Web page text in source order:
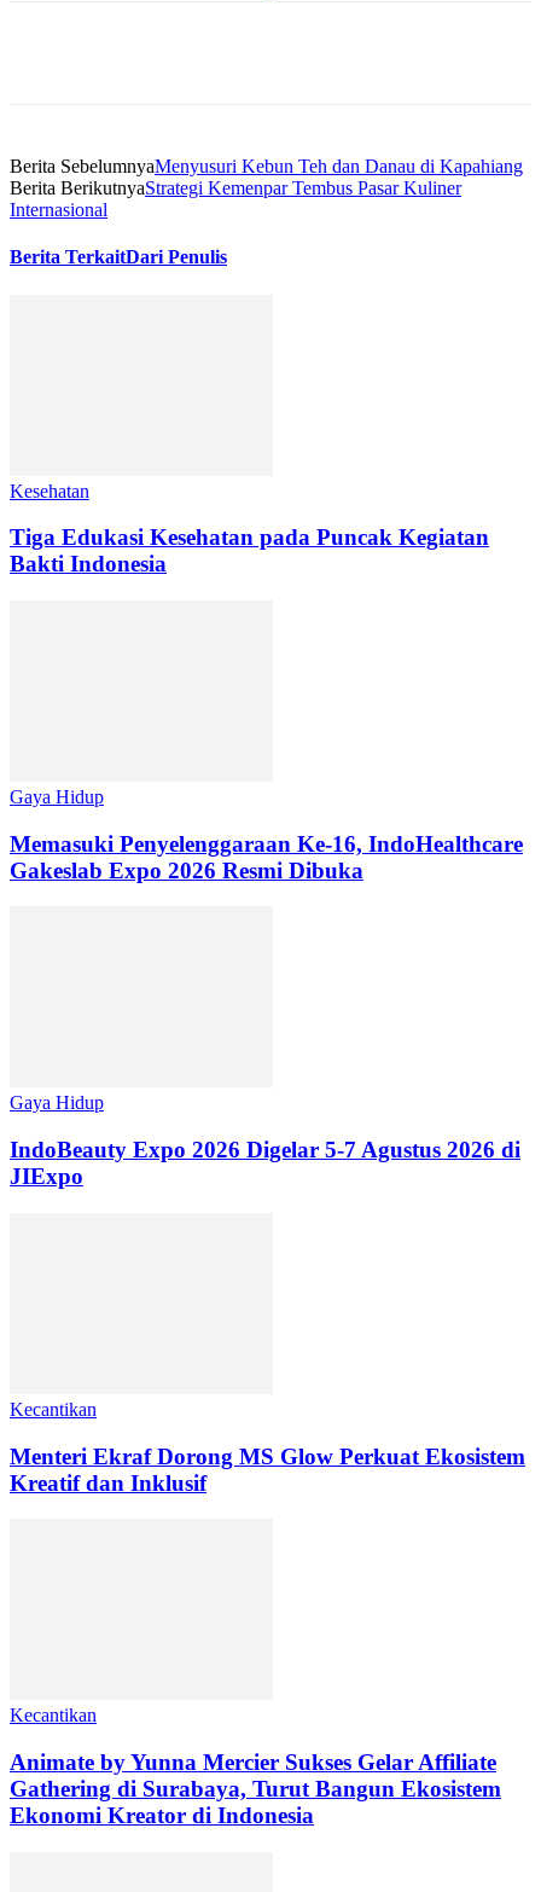
Berita SebelumnyaMenyusuri Kebun Teh dan Danau di Kapahiang
Berita BerikutnyaStrategi Kemenpar Tembus Pasar Kuliner
Internasional
Berita TerkaitDari Penulis
Kesehatan
Tiga Edukasi Kesehatan pada Puncak Kegiatan
Bakti Indonesia
Gaya Hidup
Memasuki Penyelenggaraan Ke-16, IndoHealthcare
Gakeslab Expo 2026 Resmi Dibuka
Gaya Hidup
IndoBeauty Expo 2026 Digelar 5-7 Agustus 2026 di
JIExpo
Kecantikan
Menteri Ekraf Dorong MS Glow Perkuat Ekosistem
Kreatif dan Inklusif
Kecantikan
Animate by Yunna Mercier Sukses Gelar Affiliate
Gathering di Surabaya, Turut Bangun Ekosistem
Ekonomi Kreator di Indonesia